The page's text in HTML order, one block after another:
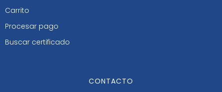
Carrito
Procesar pago
Buscar certificado
CONTACTO